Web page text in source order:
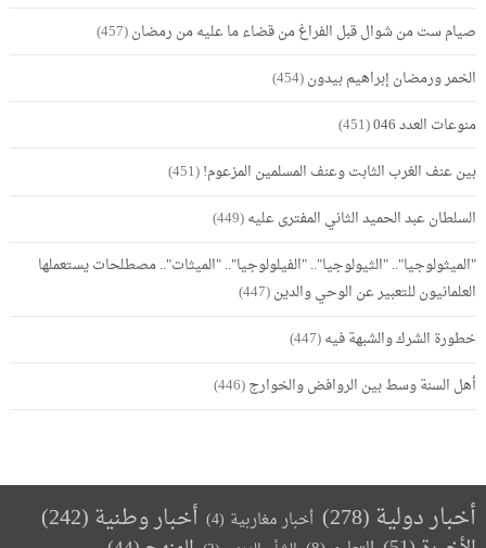
صيام ست من شوال قبل الفراغ من قضاء ما عليه من رمضان(457)
الخمر ورمضان إبراهيم بيدون(454)
منوعات العدد 046
(451)
بين عنف الغرب الثابت وعنف المسلمين المزعوم!(451)
السلطان عبد الحميد الثاني المفترى عليه(449)
"الميثولوجيا".. "الثيولوجيا".. "الفيلولوجيا".. "الميثات".. مصطلحات يستعملها
العلمانيون للتعبير عن الوحي والدين(447)
خطورة الشرك والشبهة فيه(447)
أهل السنة وسط بين الروافض والخوارج(446)
أخبار دولية (278) أخبار مغاربية (4) أخبار وطنية(242)